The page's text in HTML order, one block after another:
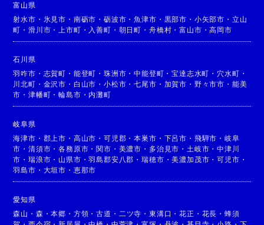
富山県
射水市 ・ 氷見市 ・ 南砺市 ・砺波市 ・魚津市 ・ 黒部市 ・ 小矢部市 ・ 立山
町 ・滑川市 ・ 上市町 ・ 入善町 ・ 朝日町 ・ 舟橋村 ・富山市 ・高岡市
石川県
羽咋市 ・ 志賀町 ・ 能登町 ・珠洲市 ・中能登町 ・宝達志水町 ・ 穴水町 ・
川北町 ・ 金沢市 ・ 白山市 ・小松市 ・七尾市 ・ 加賀市 ・ 野々市市 ・ 能美
市 ・津幡町 ・輪島市 ・ 内灘町
岐阜県
海津市 ・ 郡上市 ・ 高山市 ・可児郡 ・本巣市 ・ 下呂市 ・ 飛騨市 ・ 岐阜
市 ・清須市 ・各務原市 ・関市 ・ 美濃市 ・ 多治見市 ・ 土岐市 ・中津川
市 ・瑞浪市 ・ 山県市 ・羽島郡安八郡 ・瑞穂市 ・美濃加茂市 ・可児市 ・
羽島市 ・ 大垣市 ・ 恵那市
愛知県
森山 ・ 森 ・本郷 ・ 方領 ・古道 ・ 二ツ寺 ・ 東溝口 ・花正 ・ 花長 ・ 蜂須